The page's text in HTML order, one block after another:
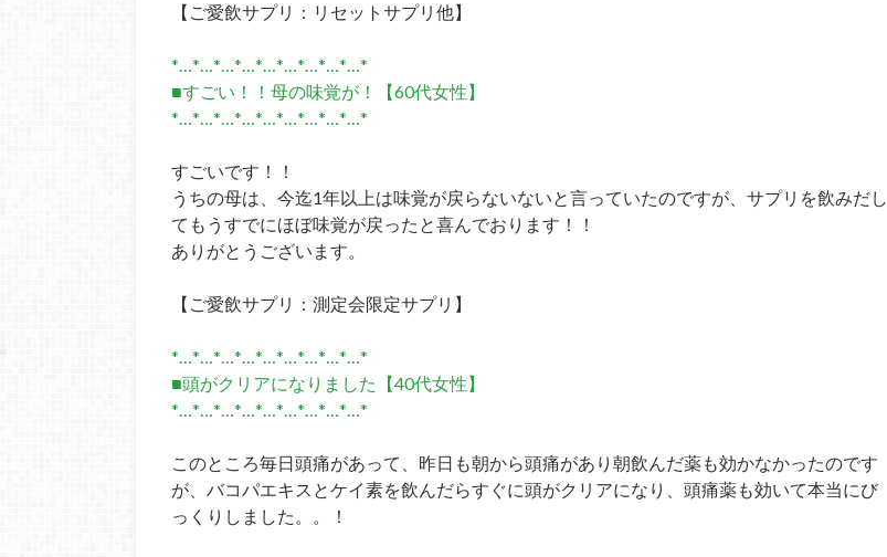
【ご愛飲サプリ：リセットサプリ他】
*…*…*…*…*…*…*…*…*…*
■すごい！！母の味覚が！【60代女性】
*…*…*…*…*…*…*…*…*…*
すごいです！！
うちの母は、今迄1年以上は味覚が戻らないないと言っていたのですが、サプリを飲みだし
てもうすでにほぼ味覚が戻ったと喜んでおります！！
ありがとうございます。
【ご愛飲サプリ：測定会限定サプリ】
*…*…*…*…*…*…*…*…*…*
■頭がクリアになりました【40代女性】
*…*…*…*…*…*…*…*…*…*
このところ毎日頭痛があって、昨日も朝から頭痛があり朝飲んだ薬も効かなかったのです
が、バコパエキスとケイ素を飲んだらすぐに頭がクリアになり、頭痛薬も効いて本当にび
っくりしました。。！